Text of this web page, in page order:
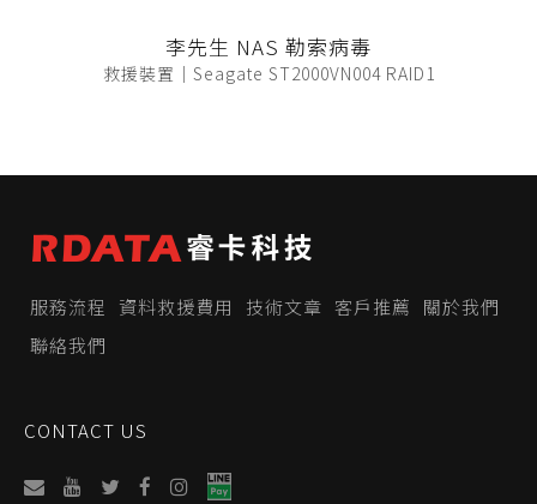
李先生 NAS 勒索病毒
救援裝置｜Seagate ST2000VN004 RAID1
服務流程 資料救援費用 技術文章 客戶推薦
關於我們
聯絡我們
CONTACT US